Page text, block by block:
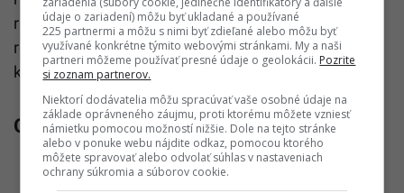
rada menomSlovanophoria, sada mydiel s
reprezentatívnym charakterom, ktoré priblížia
každému rozmanitosť Slovenska.
Organický sprchovací gél – čistá aloe
údaje o zariadení) môžu byť ukladané a používané
225 partnermi a môžu s nimi byť zdieľané alebo môžu byť
využívané konkrétne týmito webovými stránkami. My a naši
partneri môžeme používať presné údaje o geolokácii. Pozrite
si zoznam partnerov.
Niektorí dodávatelia môžu spracúvať vaše osobné údaje na
základe oprávneného záujmu, proti ktorému môžete vzniesť
námietku pomocou možností nižšie. Dole na tejto stránke
alebo v ponuke webu nájdite odkaz, pomocou ktorého
môžete spravovať alebo odvolať súhlas v nastaveniach
ochrany súkromia a súborov cookie.